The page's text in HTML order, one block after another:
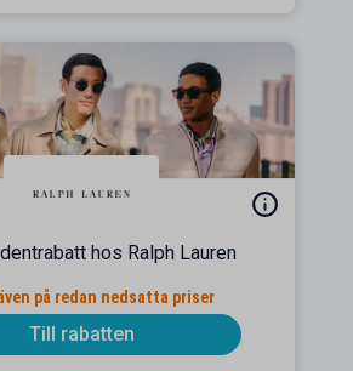
hos Ralph Lauren
på redan nedsatta priser
Till rabatten